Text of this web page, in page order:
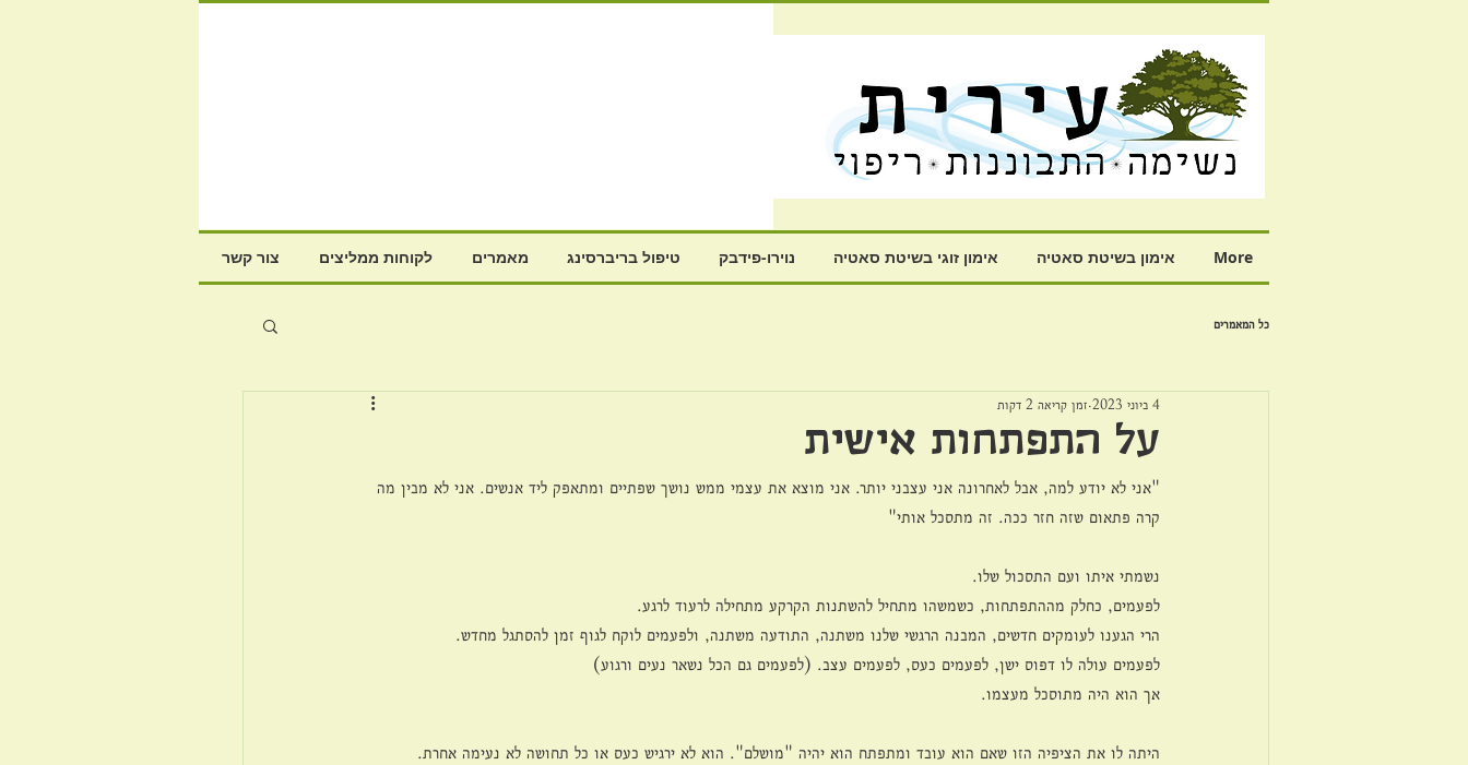
צור קשר לקוחות ממליצים מאמרים טיפול בריברסינג נוירו-פידבק אימון זוגי בשיטת סאטיה אימון בשיטת סאטיה More
כל המאמרים
על התפתחות אישית
4 ביוני 2023 זמן קריאה 2 דקות
"אני לא יודע למה, אבל לאחרונה אני עצבני יותר. אני מוצא את עצמי ממש נושך שפתיים ומתאפק ליד אנשים. אני לא מבין מה
קרה פתאום שזה חזר ככה. זה מתסכל אותי"
נשמתי איתו ועם התסכול שלו.
לפעמים, כחלק מההתפתחות, כשמשהו מתחיל להשתנות הקרקע מתחילה לרעוד לרגע.
הרי הגענו לעומקים חדשים, המבנה הרגשי שלנו משתנה, התודעה משתנה, ולפעמים לוקח לגוף זמן להסתגל מחדש.
לפעמים עולה לו דפוס ישן, לפעמים כעס, לפעמים עצב. (לפעמים גם הכל נשאר נעים ורגוע)
אך הוא היה מתוסכל מעצמו.
היתה לו את הציפיה הזו שאם הוא עובד ומתפתח הוא יהיה "מושלם". הוא לא ירגיש כעס או כל תחושה לא נעימה אחרת.